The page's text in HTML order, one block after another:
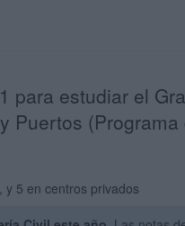
para estudiar el
Puertos (Programa
5 en centros privados